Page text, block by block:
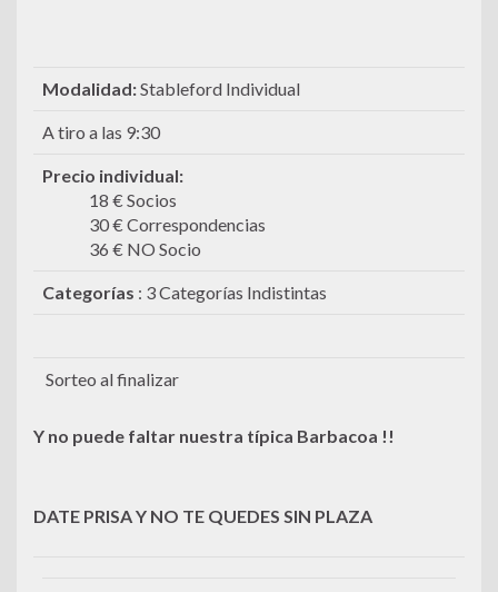
Modalidad:Stableford Individual
A tiro a las 9:30
Precio individual:
18 € Socios
30 € Correspondencias
36 € NO Socio
Categorías : 3 Categorías Indistintas
Sorteo al finalizar
Y no puede faltar nuestra típica Barbacoa !!
DATE PRISA Y NO TE QUEDES SIN PLAZA